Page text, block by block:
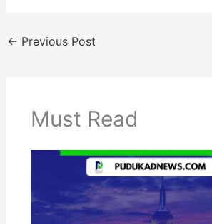
← Previous Post
Must Read